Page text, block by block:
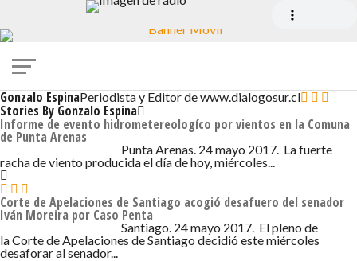
Gonzalo EspinaPeriodista y Editor de www.dialogosur.cl
Stories By Gonzalo Espina
Informe de evento hidrometereologíco por vientos en la Comuna
de Punta Arenas
Punta Arenas. 24 mayo 2017. La fuerte
racha de viento producida el día de hoy, miércoles...
Corte de Apelaciones de Santiago acogió desafuero del senador
Iván Moreira por Caso Penta
24 DE MAYO DE 2017 - 2:05
Santiago. 24 mayo 2017. El pleno de
la Corte de Apelaciones de Santiago decidió este miércoles
desaforar al senador...